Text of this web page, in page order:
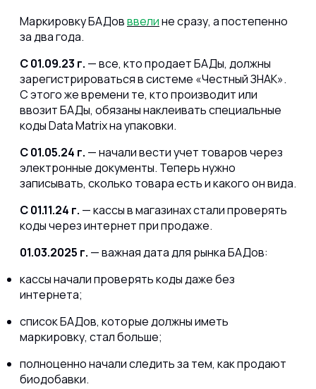
Маркировку БАДовввелине сразу, а постепенно
за два года.
С 01.09.23 г. — все, кто продает БАДы, должны
зарегистрироваться в системе «Честный ЗНАК».
С этого же времени те, кто производит или
ввозит БАДы, обязаны наклеивать специальные
коды Data Matrix на упаковки.
С 01.05.24 г. — начали вести учет товаров через
электронные документы. Теперь нужно
записывать, сколько товара есть и какого он вида.
С 01.11.24 г. — кассы в магазинах стали проверять
коды через интернет при продаже.
01.03.2025 г. — важная дата для рынка БАДов:
кассы начали проверять коды даже без
интернета;
список БАДов, которые должны иметь
маркировку, стал больше;
полноценно начали следить за тем, как продают
биодобавки.